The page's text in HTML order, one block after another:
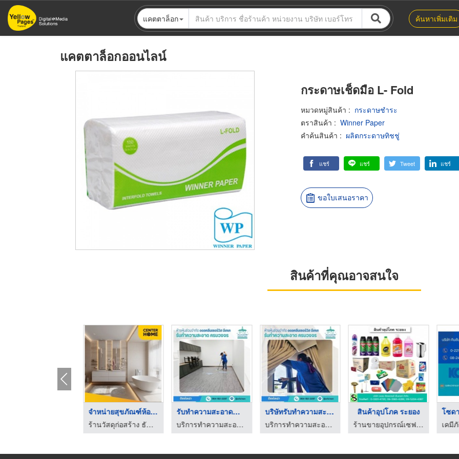
ข้าม
ไป
แคตตาล็อก ค้นหาเพิ่มเติม
แคตตาล็อกออนไลน์
กระดาษเช็ดมือ L- Fold
หมวดหมู่สินค้า : กระดาษชำระ
ตราสินค้า : Winner Paper
คำค้นสินค้า : ผลิตกระดาษทิชชู่
แชร์ แชร์ Tweet แชร์
ขอใบเสนอราคา
สินค้าที่คุณอาจสนใจ
จำหน่ายสุขภัณฑ์ห้องน ...
ร้านวัสดุก่อสร้าง ธัญบุรี ปทุมธานี - Center Home
รับทำความสะอาดสำนักง ...
บริการทำความสะอาด Big Cleaning
บริษัทรับทำความสะอาด ...
บริการทำความสะอาด Big Cleaning
สินค้าอุปโภค ระยอง
ร้านขายอุปกรณ์เซฟตี้ระยอง ชนธร ซัพพลายส์ เซ็นเตอร์